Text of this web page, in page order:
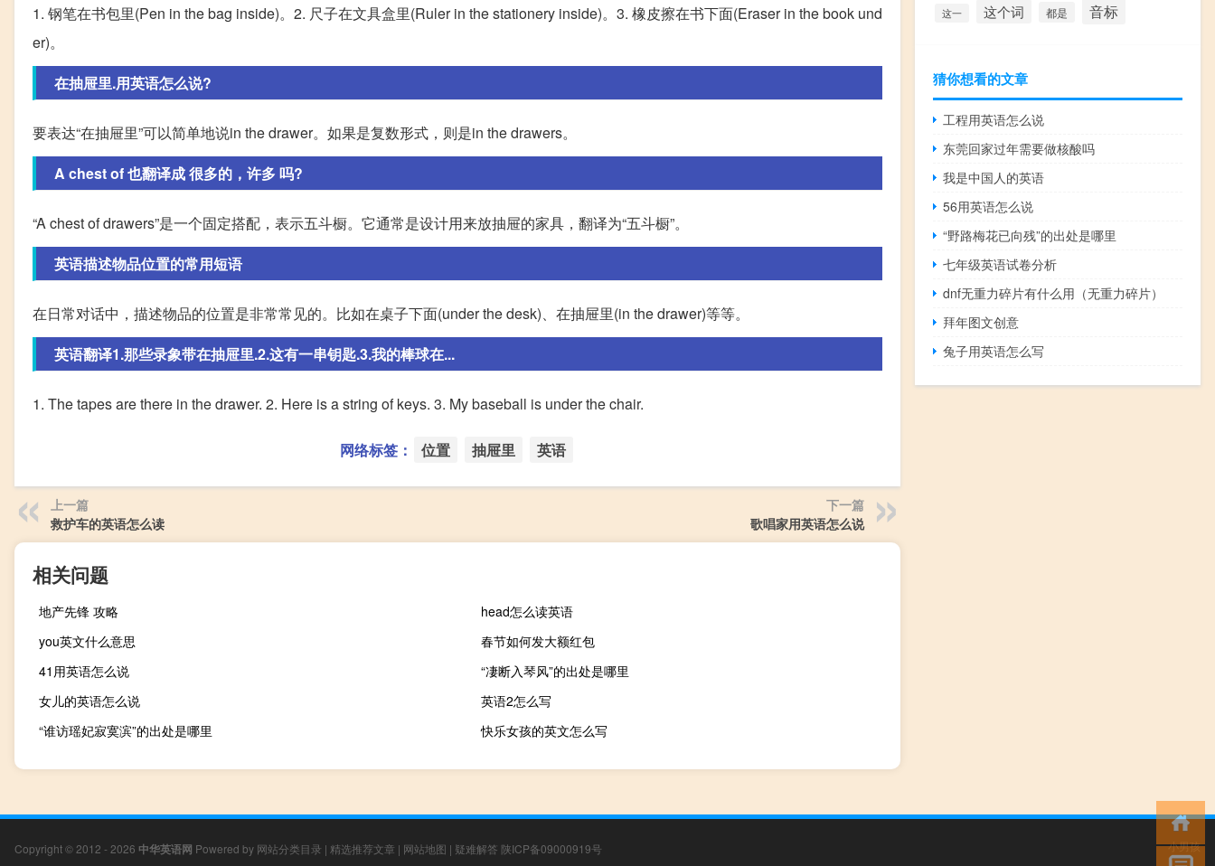
1. 钢笔在书包里(Pen in the bag inside)。2. 尺子在文具盒里(Ruler in the stationery inside)。3. 橡皮擦在书下面(Eraser in the book und
er)。
在抽屉里.用英语怎么说?
要表达“在抽屉里”可以简单地说in the drawer。如果是复数形式，则是in the drawers。
A chest of 也翻译成 很多的，许多 吗?
“A chest of drawers”是一个固定搭配，表示五斗橱。它通常是设计用来放抽屉的家具，翻译为“五斗橱”。
英语描述物品位置的常用短语
在日常对话中，描述物品的位置是非常常见的。比如在桌子下面(under the desk)、在抽屉里(in the drawer)等等。
英语翻译1.那些录象带在抽屉里.2.这有一串钥匙.3.我的棒球在...
1. The tapes are there in the drawer. 2. Here is a string of keys. 3. My baseball is under the chair.
网络标签： 位置 抽屉里 英语
上一篇
救护车的英语怎么读
下一篇
歌唱家用英语怎么说
相关问题
地产先锋 攻略
head怎么读英语
you英文什么意思
春节如何发大额红包
41用英语怎么说
“凄断入琴风”的出处是哪里
女儿的英语怎么说
英语2怎么写
“谁访瑶妃寂寞滨”的出处是哪里
快乐女孩的英文怎么写
这一 这个词 都是 音标
猜你想看的文章
工程用英语怎么说
东莞回家过年需要做核酸吗
我是中国人的英语
56用英语怎么说
“野路梅花已向残”的出处是哪里
七年级英语试卷分析
dnf无重力碎片有什么用（无重力碎片）
拜年图文创意
兔子用英语怎么写
Copyright © 2012 - 2026 中华英语网 Powered by 网站分类目录 | 精选推荐文章 | 网站地图 | 疑难解答 陕ICP备09000919号
小男孩